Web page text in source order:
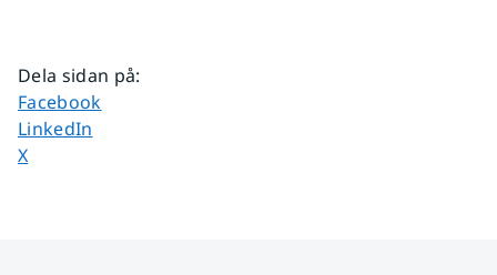
Dela sidan på:
Dela sidan på
Facebook
Dela sidan på
LinkedIn
Dela sidan på
X